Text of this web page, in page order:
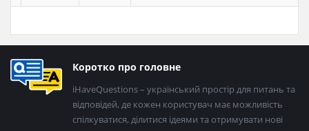
Нижній
колонтитул
Коротко про головне
iHaveQuestions – український простір для питань та
відповідей, де кожен користувач має можливість
спілкуватися, ділитися ідеями та отримувати нові